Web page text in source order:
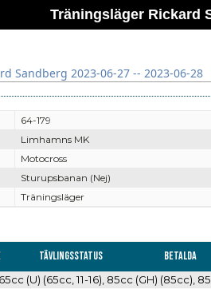
Träningsläger Rickard
Sandberg 2023-06-27 -- 2023-06-28
64-179
Limhamns MK
Motocross
Sturupsbanan (Nej)
Träningsläger
Tävlingsstatus Betalda
(U) (65cc, 11-16), 85cc (GH) (85cc),